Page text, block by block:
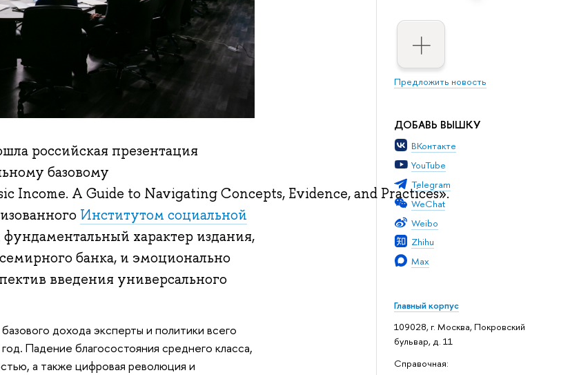
Предложить новость
ДОБАВЬ ВЫШКУ
ВКонтакте
YouTube
Telegram
WeChat
Weibo
Zhihu
Max
Главный корпус
109028, г. Москва, Покровский
бульвар, д. 11
Справочная:
российская презентация
базовому
Income. A Guide to Navigating Concepts, Evidence, and Practices».
Институтом социальной
характер издания,
банка, и эмоционально
введения универсального
дохода эксперты и политики всего
Падение благосостояния среднего класса,
а также цифровая революция и